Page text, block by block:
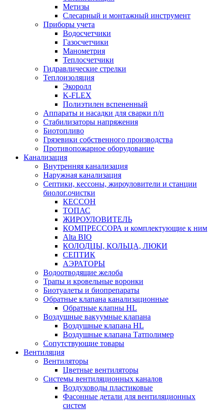
Метизы
Слесарный и монтажный инструмент
Приборы учета
Водосчетчики
Газосчетчики
Манометрия
Теплосчетчики
Гидравлические стрелки
Теплоизоляция
Экоролл
K-FLEX
Полиэтилен вспененный
Аппараты и насадки для сварки п/п
Стабилизаторы напряжения
Биотопливо
Грязевики собственного производства
Противопожарное оборудование
Канализация
Внутренняя канализация
Наружная канализация
Септики, кессоны, жироуловители и станции
биолог.очистки
КЕССОН
ТОПАС
ЖИРОУЛОВИТЕЛЬ
КОМПРЕССОРА и комплектующие к ним
Alta BIO
КОЛОДЦЫ, КОЛЬЦА, ЛЮКИ
СЕПТИК
АЭРАТОРЫ
Водоотводящие желоба
Трапы и кровельные воронки
Биотуалеты и биопрепараты
Обратные клапана канализационные
Обратные клапны HL
Воздушные вакуумные клапана
Воздушные клапана HL
Воздушные клапана Татполимер
Сопутствующие товары
Вентиляция
Вентиляторы
Цветные вентиляторы
Системы вентиляционных каналов
Воздуховоды пластиковые
Фасонные детали для вентиляционных
систем